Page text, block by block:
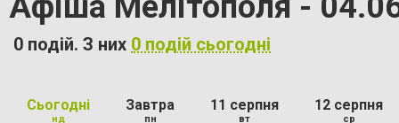
0 подій. З них 0 подій сьогодні
Сьогодні
нд
Завтра
пн
11 серпня
вт
12 серпня
ср